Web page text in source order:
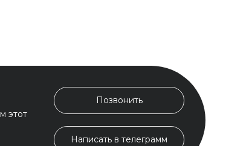
этот
Позвонить
Написать в телеграмм